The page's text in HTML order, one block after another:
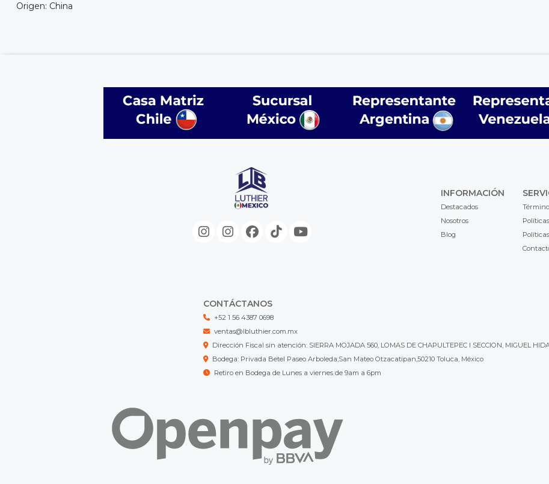
Origen: China
INFORMACIÓN
Destacados
Nosotros
Blog
CONTÁCTANOS
+52 1 56 4387 0698
ventas@lbluthier.com.mx
Dirección Fiscal sin atención: SIERRA MOJADA 560, LOMAS DE CHAPULTEPEC I SECCION, MIGUEL
Bodega: Privada Betel Paseo Arboleda,San Mateo Otzacatipan,50210 Toluca, México
Retiro en Bodega de Lunes a viernes de 9am a 6pm